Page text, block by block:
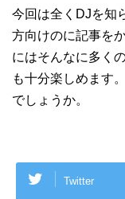
今回は全くDJを知
方向けのに記事を
にはそんなに多く
も十分楽しめます
でしょうか。
Twitter